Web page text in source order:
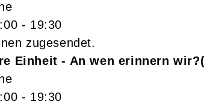
- 19:30
zugesendet.
Einheit - An wen erinnern wir?
- 19:30